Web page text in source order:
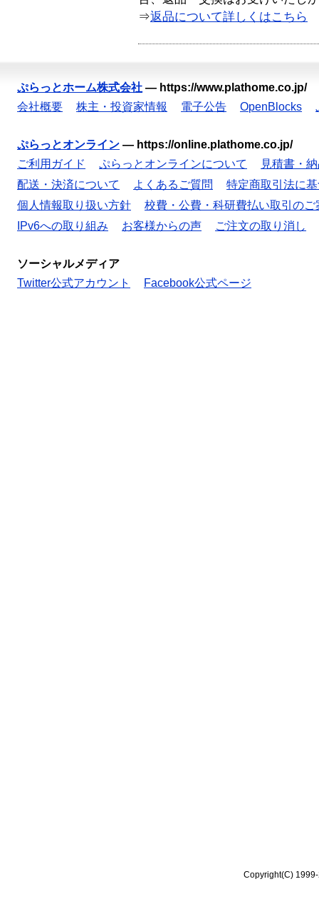
⇒返品について詳しくはこちら
ぷらっとホーム株式会社 — https://www.plathome.co.jp/
会社概要
株主・投資家情報 電子公告 OpenBlocks
ぷらっとオンライン — https://online.plathome.co.jp/
ご利用ガイド
ぷらっとオンラインについて
見積書・
配送・決済について
よくあるご質問
特定商取引法に
個人情報取り扱い方針
校費・公費・科研費払い取引のご
IPv6への取り組み
お客様からの声 ご注文の取り消し
ソーシャルメディア
Twitter公式アカウント
Facebook公式ページ
Copyright(C)